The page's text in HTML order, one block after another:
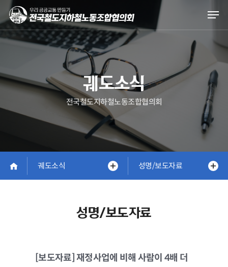
Skip
main
content
궤도소식
전국철도지하철노동조합협의회
궤도소식 성명/보도자료
성명/보도자료
[보도자료] 재정사업에 비해 사람이 4배 더